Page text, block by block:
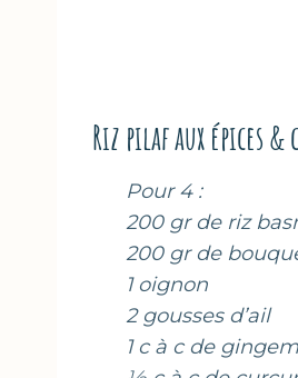
Riz pilaf aux épices
Pour 4 :
200 gr de riz
200 gr de
1 oignon
2 gousses d’ail
1 c à c de